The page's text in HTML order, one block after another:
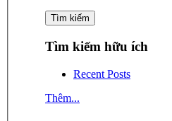
Tìm kiếm hữu ích
Recent Posts
Thêm...